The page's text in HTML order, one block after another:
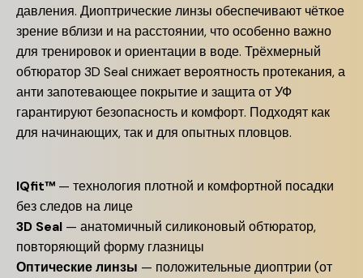
давления. Диоптрические линзы обеспечивают чёткое
зрение вблизи и на расстоянии, что особенно важно
для тренировок и ориентации в воде. Трёхмерный
обтюратор 3D Seal снижает вероятность протекания, а
анти запотевающее покрытие и защита от УФ
гарантируют безопасность и комфорт. Подходят как
для начинающих, так и для опытных пловцов.
IQfit™ — технология плотной и комфортной посадки
без следов на лице
3D Seal — анатомичный силиконовый обтюратор,
повторяющий форму глазницы
Оптические линзы — положительные диоптрии (от